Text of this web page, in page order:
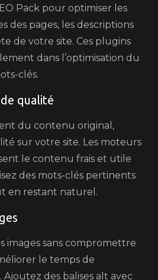
Pack pour optimiser les
des pages, les descriptions
de votre site. Ces plugins
dans l’optimisation du
clés.
qualité
du contenu original,
sur votre site. Les moteurs
le contenu frais et utile
des mots-clés pertinents
en restant naturel.
images sans compromettre
le temps de
des balises alt avec